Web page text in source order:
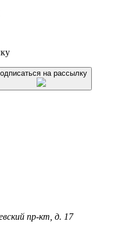
на рассылку
пр-кт, д. 17